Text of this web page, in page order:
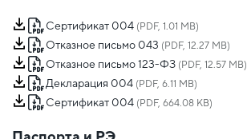
Сертификат 004 (PDF, 1.01 MB)
Отказное письмо 043 (PDF, 12.27 MB)
Отказное письмо 123-ФЗ (PDF, 12.57 MB)
Декларация 004 (PDF, 6.11 MB)
Сертификат 004 (PDF, 664.08 KB)